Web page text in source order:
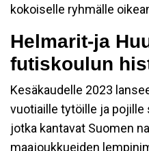
kokoiselle ryhmälle
Helmarit-ja
futiskoulun
Kesäkaudelle 2023
vuotiaille tytöille ja
jotka kantavat Suomen
maajoukkueiden